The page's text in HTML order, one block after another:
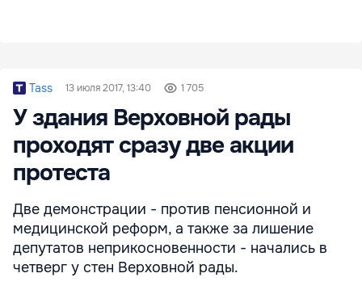
Tass 13 июля 2017, 13:40 1 705
У здания Верховной рады
проходят сразу две акции
протеста
Две демонстрации - против пенсионной и
медицинской реформ, а также за лишение
депутатов неприкосновенности - начались в
четверг у стен Верховной рады.